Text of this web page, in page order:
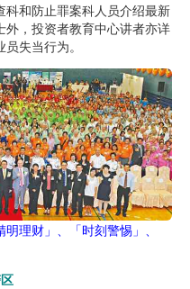
和防止罪案科人员介绍最新
，投资者教育中心讲者亦详
失当行为。
理财」、「时刻警惕」、